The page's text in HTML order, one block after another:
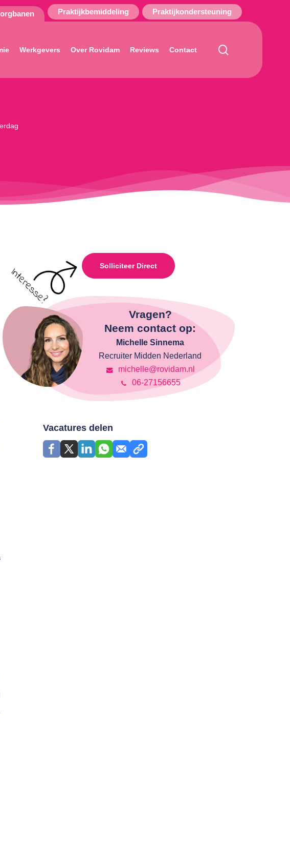
Praktijkbemiddeling Praktijkondersteuning
Werkgevers Over Rovidam Reviews Contact
Solliciteer Direct
Vragen?
Neem contact op:
Michelle Sinnema
Recruiter Midden Nederland
michelle@rovidam.nl
06-27156655
Vacatures delen